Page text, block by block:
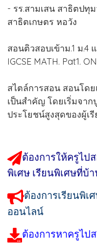
- รร.สามเสน สาธิตปทุ
สาธิตเกษตร หอวัง
สอนติวสอบเข้าม.1 ม.4
IGCSE MATH. Pat1.
สไตล์การสอน สอนโด
เป็นสำคัญ โดยเริ่มจาก
ประโยชน์สูงสุดของผู้เ
ต้องการให้ครูไป
พิเศษ เรียนพิเศษที่บ้
ต้องการเรียนพิเ
ออนไลน์
ต้องการหาครูไป